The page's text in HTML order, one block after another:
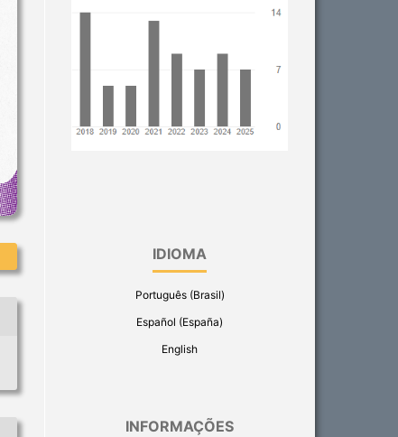
IDIOMA
Português (Brasil)
Español (España)
English
INFORMAÇÕES